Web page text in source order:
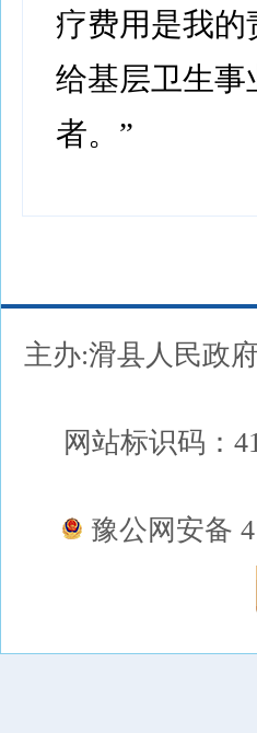
疗费用是我的
给基层卫生事
者。”
主办:滑县人民政
网站标识码：
豫公网安备